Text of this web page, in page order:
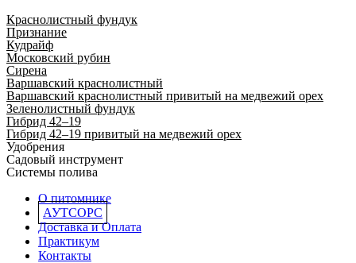
Краснолистный фундук
Признание
Кудрайф
Московский рубин
Сирена
Варшавский краснолистный
Варшавский краснолистный привитый на медвежий орех
Зеленолистный фундук
Гибрид 42–19
Гибрид 42–19 привитый на медвежий орех
Удобрения
Садовый инструмент
Системы полива
О питомнике
АУТСОРС
Доставка и Оплата
Практикум
Контакты